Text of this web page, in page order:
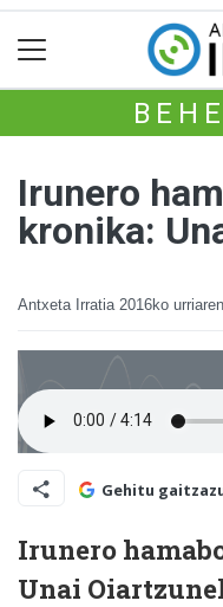
Irunero
kronika:
Antxeta Irratia 2016ko
Gehitu
Irunero
Unai